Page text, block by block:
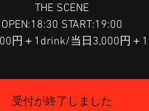
THE SCENE
OPEN:18:30 START:19:00
円＋1drink/当日3,000円＋
受付が終了しました